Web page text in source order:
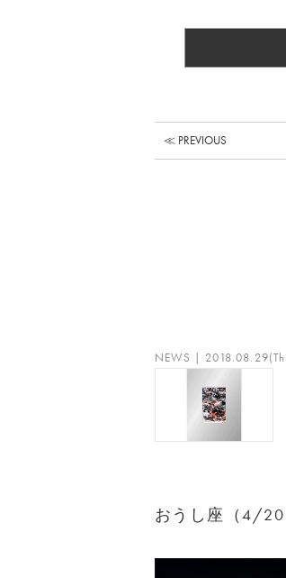
≪ PREVIOUS
NEWS |
おうし座（4/